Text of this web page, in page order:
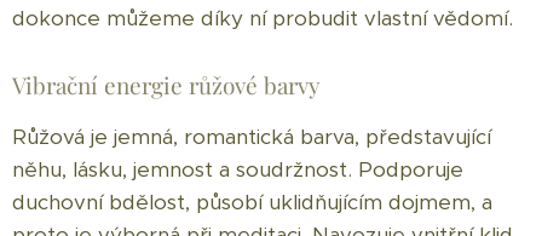
dokonce můžeme díky ní probudit vlastní vědomí.
Vibrační energie růžové barvy
Růžová je jemná, romantická barva, představující
něhu, lásku, jemnost a soudržnost. Podporuje
duchovní bdělost, působí uklidňujícím dojmem, a